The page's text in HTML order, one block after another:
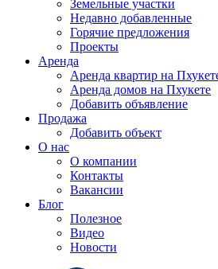
Земельные участки
Недавно добавленные
Горячие предложения
Проекты
Аренда
Аренда квартир на
Аренда домов на Пхукете
Добавить объявление
Продажа
Добавить объект
О нас
О компании
Контакты
Вакансии
Блог
Полезное
Видео
Новости